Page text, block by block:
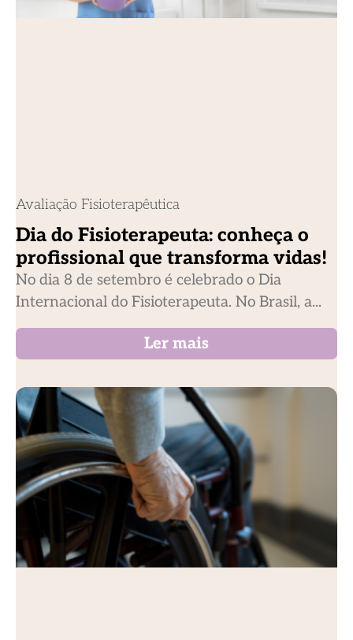
Avaliação Fisioterapêutica
Dia do Fisioterapeuta: conheça o
profissional que transforma vidas!
No dia 8 de setembro é celebrado o Dia
Internacional do Fisioterapeuta. No Brasil, a...
Ler mais